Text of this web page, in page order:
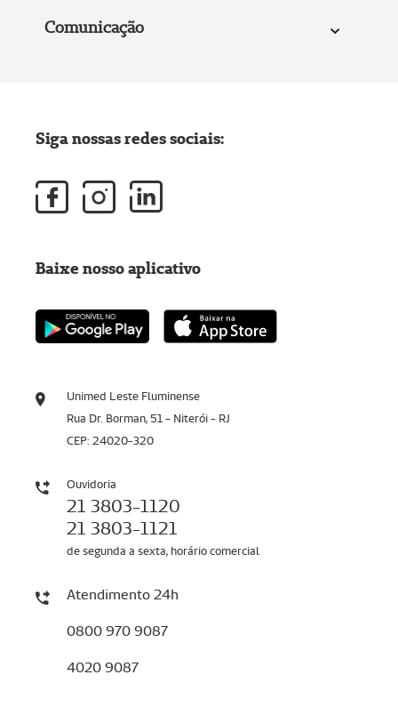
Comunicação
Unimed Leste Fluminense
Rua Dr. Borman, 51 - Niterói - RJ
CEP: 24020-320
Ouvidoria
21 3803-1120
21 3803-1121
de segunda a sexta, horário comercial
Atendimento 24h
0800 970 9087
4020 9087
Siga nossas redes sociais:
Baixe nosso aplicativo